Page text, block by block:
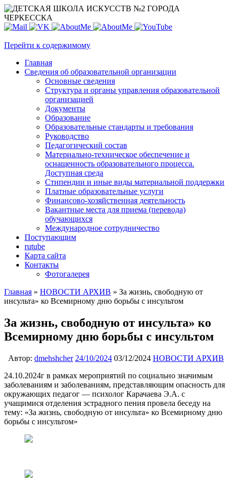
Перейти к содержимому
Главная
Сведения об образовательной организации
Основные сведения
Структура и органы управления образовательной
организацией
Документы
Образование
Образовательные стандарты и требования
Руководство
Педагогический состав
Материально-техническое обеспечение и
оснащенность образовательного процесса.
Доступная среда
Стипендии и иные виды материальной поддержки
Платные образовательные услуги
Финансово-хозяйственная деятельность
Вакантные места для приема (перевода)
обучающихся
Международное сотрудничество
Поступающим
rutube
Карта сайта
Контакты
Фотогалерея
Главная » НОВОСТИ АРХИВ » За жизнь, свободную от
инсульта» ко Всемирному дню борьбы с инсультом
За жизнь, свободную от инсульта» ко
Всемирному дню борьбы с инсультом
Автор: dmehshcher 24/10/2024 03/12/2024 НОВОСТИ АРХИВ
24.10.2024г в рамках мероприятий по социально значимым
заболеваниям и заболеваниям, представляющим опасность для
окружающих педагог — психолог Карачаева Э.А. с
учащимися отделения эстрадного пения провела беседу на
тему: «За жизнь, свободную от инсульта» ко Всемирному дню
борьбы с инсультом»